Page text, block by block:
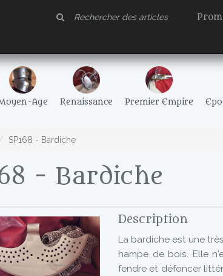
Age Renaissance Premier Empire
SP168 - Bardiche
- Bardiche
Description
La bardiche est une
hampe de bois. Elle
fendre et défoncer